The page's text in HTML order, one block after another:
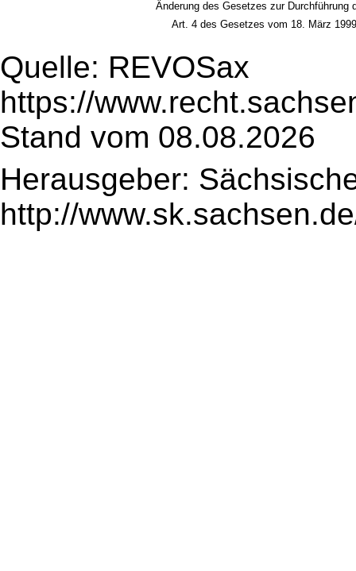
Änderung des Gesetzes zur Durchführung
Art. 4 des Gesetzes vom 18. März
Quelle: REVOSax
https://
Stand vom 08.08.2026
Herausgeber:
http://